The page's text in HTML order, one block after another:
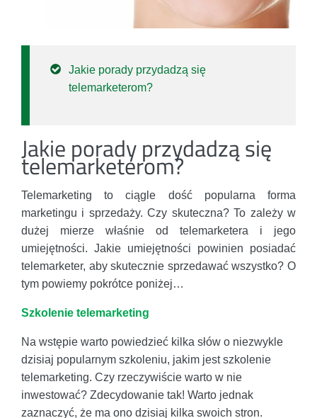
Jakie porady przydadzą się
telemarketerom?
Jakie porady przydadzą się
telemarketerom?
Telemarketing to ciągle dość popularna forma
marketingu i sprzedaży. Czy skuteczna? To zależy w
dużej mierze właśnie od telemarketera i jego
umiejętności. Jakie umiejętności powinien posiadać
telemarketer, aby skutecznie sprzedawać wszystko? O
tym powiemy pokrótce poniżej…
Szkolenie telemarketing
Na wstępie warto powiedzieć kilka słów o niezwykle
dzisiaj popularnym szkoleniu, jakim jest szkolenie
telemarketing. Czy rzeczywiście warto w nie
inwestować? Zdecydowanie tak! Warto jednak
zaznaczyć, że ma ono dzisiaj kilka swoich stron.